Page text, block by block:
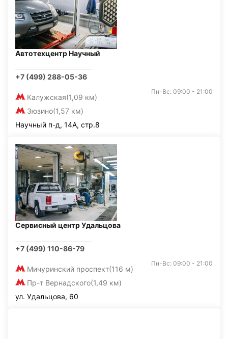
Автотехцентр Научный
+7 (499) 288-05-36
Калужская(1,09 км)
Зюзино(1,57 км)
Пн-Вс: 09:00 - 21:00
Научный п-д, 14А, стр.8
Сервисный центр Удальцова
+7 (499) 110-86-79
Мичуринский проспект(116 м)
Пр-т Вернадского(1,49 км)
Пн-Вс: 09:00 - 21:00
ул. Удальцова, 60